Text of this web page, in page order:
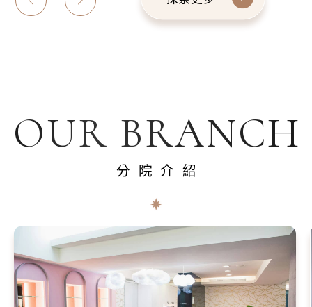
OUR BRANCH
分院介紹